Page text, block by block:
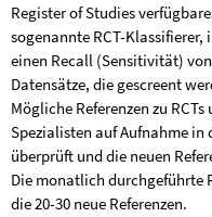
Register of Studies
sogenannte RCT-
einen Recall (Sensitivität)
Datensätze, die gescreent
Mögliche Referenzen zu
Spezialisten auf Aufnahme in
überprüft und die neuen
Die monatlich durchgeführte
die 20-30 neue Referenzen.